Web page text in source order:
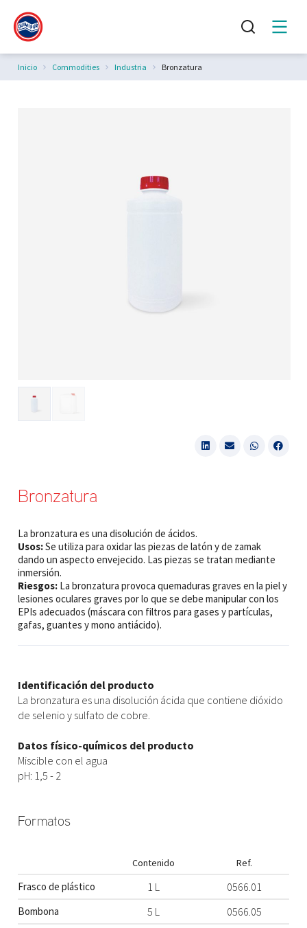
Estás aquí:
Inicio Commodities Industria Bronzatura
Bronzatura
La bronzatura es una disolución de ácidos.
Usos:Se utiliza para oxidar las piezas de latón y de zamak
dando un aspecto envejecido. Las piezas se tratan mediante
inmersión.
Riesgos: La bronzatura provoca quemaduras graves en la piel y
lesiones oculares graves por lo que se debe manipular con los
EPIs adecuados (máscara con filtros para gases y partículas,
gafas, guantes y mono antiácido).
Identificación del producto
La bronzatura es una disolución ácida que contiene dióxido
de selenio y sulfato de cobre.
Datos físico-químicos del producto
Miscible con el agua
pH: 1,5 - 2
Formatos
Contenido Ref.
Frasco de plástico 1 L 0566.01
Bombona 5 L 0566.05